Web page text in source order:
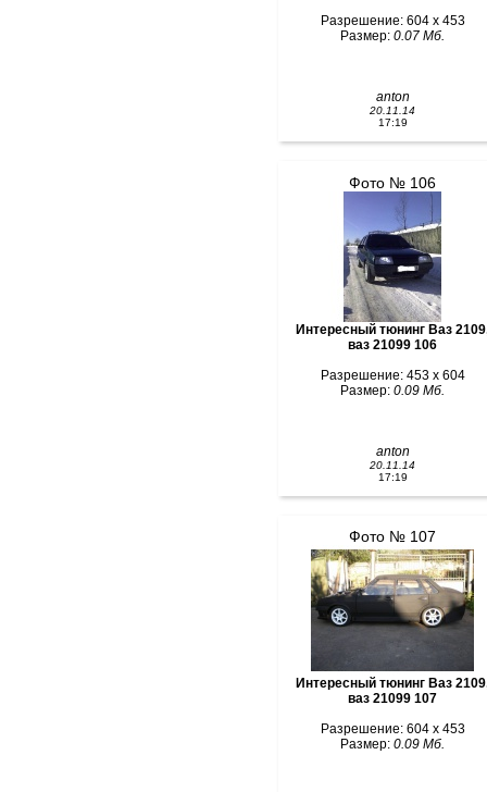
Разрешение: 604 x 453
Размер: 0.07 Мб.
anton
20.11.14
17:19
Фото № 106
Интересный тюнинг Ваз
ваз 21099 106
Разрешение: 453 x 604
Размер: 0.09 Мб.
anton
20.11.14
17:19
Фото № 107
Интересный тюнинг Ваз
ваз 21099 107
Разрешение: 604 x 453
Размер: 0.09 Мб.